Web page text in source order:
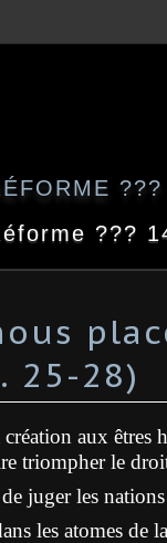
???
25-28)
aux êtres
triompher le
juger les nations
les atomes de